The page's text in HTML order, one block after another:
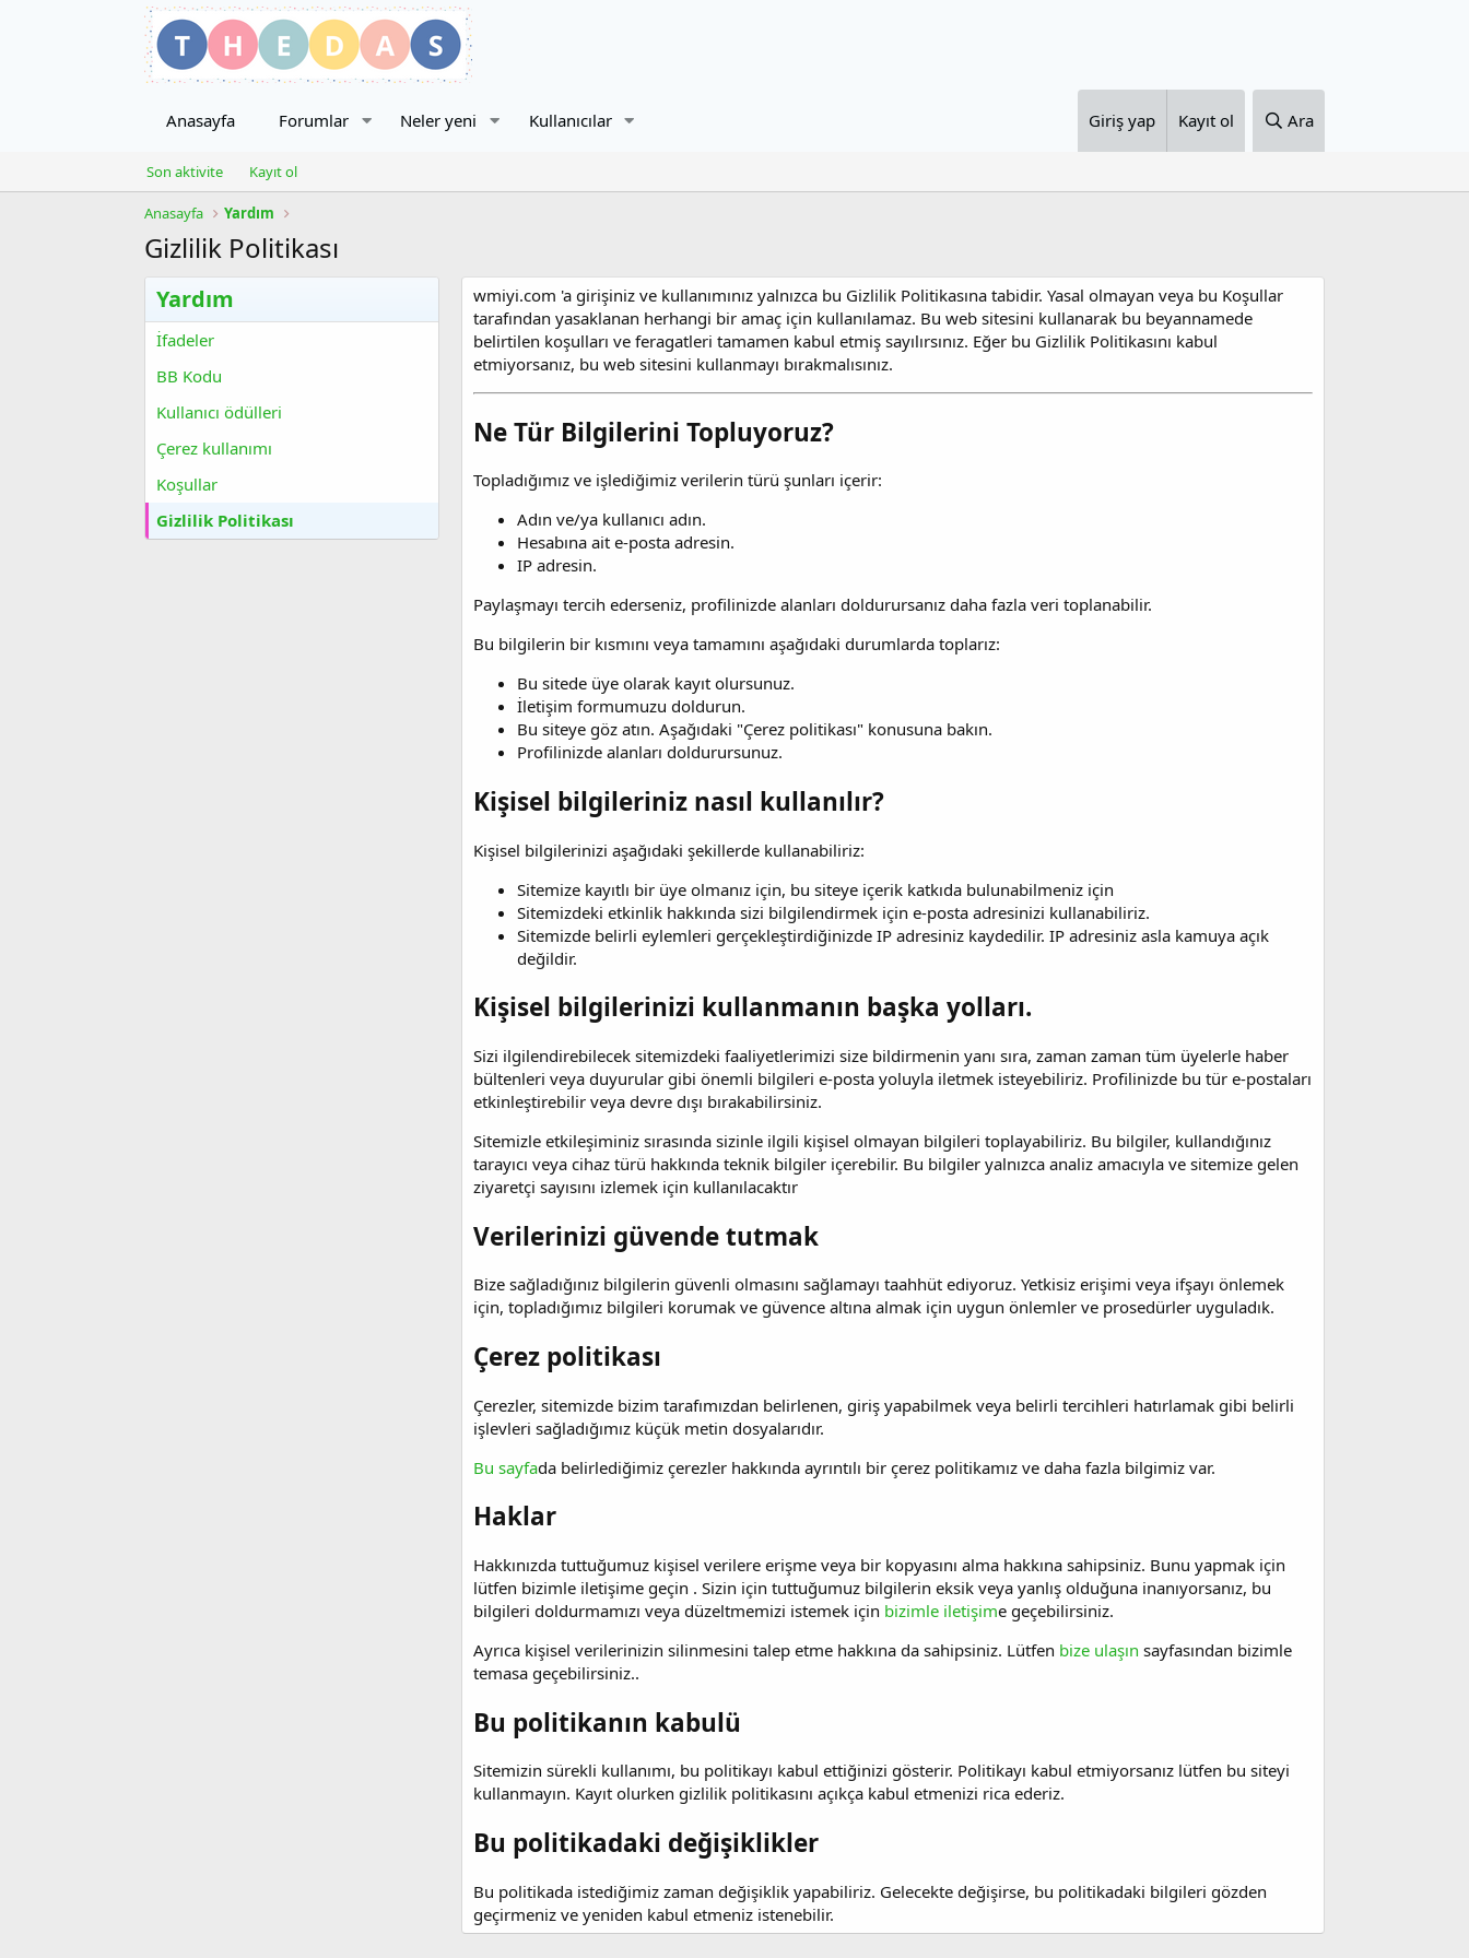
Anasayfa Forumlar Neler yeni Kullanıcılar Giriş yap Kayıt ol Ara
Son aktivite Kayıt ol
Anasayfa Yardım
Gizlilik Politikası
Yardım
İfadeler
BB Kodu
Kullanıcı ödülleri
Çerez kullanımı
Koşullar
Gizlilik Politikası
wmiyi.com 'a girişiniz ve kullanımınız yalnızca bu Gizlilik Politikasına tabidir. Yasal olmayan veya bu Koşullar
tarafından yasaklanan herhangi bir amaç için kullanılamaz. Bu web sitesini kullanarak bu beyannamede
belirtilen koşulları ve feragatleri tamamen kabul etmiş sayılırsınız. Eğer bu Gizlilik Politikasını kabul
etmiyorsanız, bu web sitesini kullanmayı bırakmalısınız.
Ne Tür Bilgilerini Topluyoruz?
Topladığımız ve işlediğimiz verilerin türü şunları içerir:
Adın ve/ya kullanıcı adın.
Hesabına ait e-posta adresin.
IP adresin.
Paylaşmayı tercih ederseniz, profilinizde alanları doldurursanız daha fazla veri toplanabilir.
Bu bilgilerin bir kısmını veya tamamını aşağıdaki durumlarda toplarız:
Bu sitede üye olarak kayıt olursunuz.
İletişim formumuzu doldurun.
Bu siteye göz atın. Aşağıdaki "Çerez politikası" konusuna bakın.
Profilinizde alanları doldurursunuz.
Kişisel bilgileriniz nasıl kullanılır?
Kişisel bilgilerinizi aşağıdaki şekillerde kullanabiliriz:
Sitemize kayıtlı bir üye olmanız için, bu siteye içerik katkıda bulunabilmeniz için
Sitemizdeki etkinlik hakkında sizi bilgilendirmek için e-posta adresinizi kullanabiliriz.
Sitemizde belirli eylemleri gerçekleştirdiğinizde IP adresiniz kaydedilir. IP adresiniz asla kamuya açık
değildir.
Kişisel bilgilerinizi kullanmanın başka yolları.
Sizi ilgilendirebilecek sitemizdeki faaliyetlerimizi size bildirmenin yanı sıra, zaman zaman tüm üyelerle haber
bültenleri veya duyurular gibi önemli bilgileri e-posta yoluyla iletmek isteyebiliriz. Profilinizde bu tür e-postaları
etkinleştirebilir veya devre dışı bırakabilirsiniz.
Sitemizle etkileşiminiz sırasında sizinle ilgili kişisel olmayan bilgileri toplayabiliriz. Bu bilgiler, kullandığınız
tarayıcı veya cihaz türü hakkında teknik bilgiler içerebilir. Bu bilgiler yalnızca analiz amacıyla ve sitemize gelen
ziyaretçi sayısını izlemek için kullanılacaktır
Verilerinizi güvende tutmak
Bize sağladığınız bilgilerin güvenli olmasını sağlamayı taahhüt ediyoruz. Yetkisiz erişimi veya ifşayı önlemek
için, topladığımız bilgileri korumak ve güvence altına almak için uygun önlemler ve prosedürler uyguladık.
Çerez politikası
Çerezler, sitemizde bizim tarafımızdan belirlenen, giriş yapabilmek veya belirli tercihleri hatırlamak gibi belirli
işlevleri sağladığımız küçük metin dosyalarıdır.
Bu sayfada belirlediğimiz çerezler hakkında ayrıntılı bir çerez politikamız ve daha fazla bilgimiz var.
Haklar
Hakkınızda tuttuğumuz kişisel verilere erişme veya bir kopyasını alma hakkına sahipsiniz. Bunu yapmak için
lütfen bizimle iletişime geçin . Sizin için tuttuğumuz bilgilerin eksik veya yanlış olduğuna inanıyorsanız, bu
bilgileri doldurmamızı veya düzeltmemizi istemek için bizimle iletişime geçebilirsiniz.
Ayrıca kişisel verilerinizin silinmesini talep etme hakkına da sahipsiniz. Lütfen bize ulaşın sayfasından bizimle
temasa geçebilirsiniz..
Bu politikanın kabulü
Sitemizin sürekli kullanımı, bu politikayı kabul ettiğinizi gösterir. Politikayı kabul etmiyorsanız lütfen bu siteyi
kullanmayın. Kayıt olurken gizlilik politikasını açıkça kabul etmenizi rica ederiz.
Bu politikadaki değişiklikler
Bu politikada istediğimiz zaman değişiklik yapabiliriz. Gelecekte değişirse, bu politikadaki bilgileri gözden
geçirmeniz ve yeniden kabul etmeniz istenebilir.